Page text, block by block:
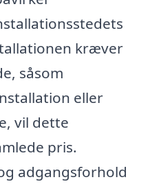
kræver
såsom
eller
vil dette
pris.
adgangsforhold